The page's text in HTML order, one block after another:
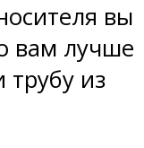
вы
вам лучше
трубу из